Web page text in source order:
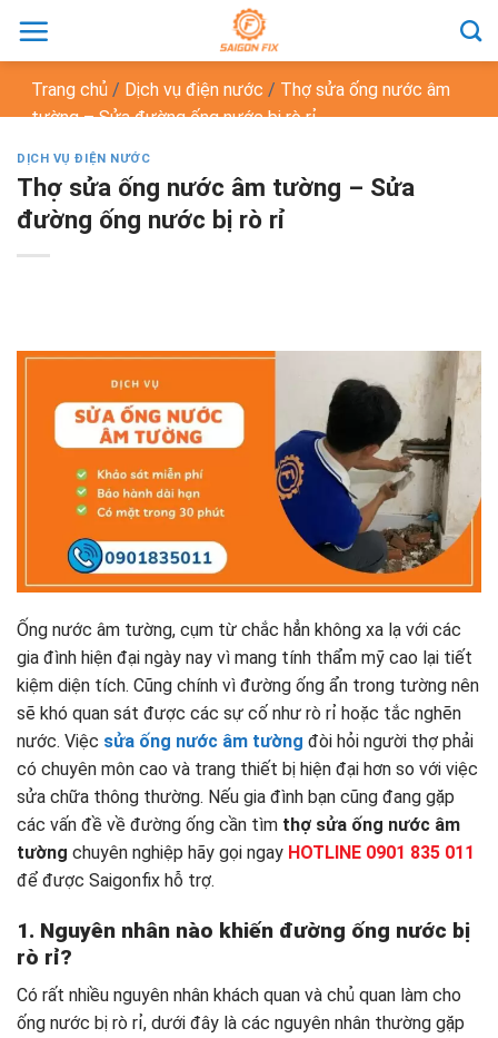
đến
dungTrang chủ / Dịch vụ điện nước / Thợ sửa ống nước âm
tường – Sửa đường ống nước bị rò rỉ
DỊCH VỤ ĐIỆN NƯỚC
Thợ sửa ống nước âm tường – Sửa
đường ống nước bị rò rỉ
Ống nước âm tường, cụm từ chắc hẳn không xa lạ với các
gia đình hiện đại ngày nay vì mang tính thẩm mỹ cao lại tiết
kiệm diện tích. Cũng chính vì đường ống ẩn trong tường nên
sẽ khó quan sát được các sự cố như rò rỉ hoặc tắc nghẽn
nước. Việc sửa ống nước âm tường đòi hỏi người thợ phải
có chuyên môn cao và trang thiết bị hiện đại hơn so với việc
sửa chữa thông thường. Nếu gia đình bạn cũng đang gặp
các vấn đề về đường ống cần tìm thợ sửa ống nước âm
tường chuyên nghiệp hãy gọi ngay HOTLINE 0901 835 011
để được Saigonfix hỗ trợ.
1. Nguyên nhân nào khiến đường ống nước bị
rò rỉ?
Có rất nhiều nguyên nhân khách quan và chủ quan làm cho
ống nước bị rò rỉ, dưới đây là các nguyên nhân thường gặp